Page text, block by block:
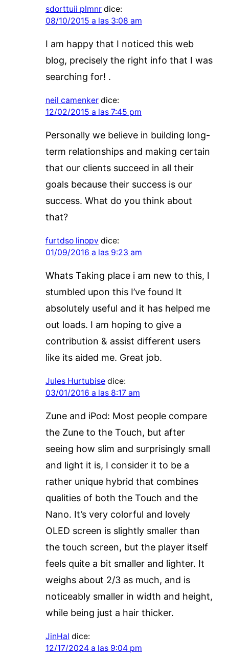
sdorttuii plmnr dice:
08/10/2015 a las 3:08 am
I am happy that I noticed this web
blog, precisely the right info that I was
searching for! .
neil camenker dice:
12/02/2015 a las 7:45 pm
Personally we believe in building long-
term relationships and making certain
that our clients succeed in all their
goals because their success is our
success. What do you think about
that?
furtdso linopv dice:
01/09/2016 a las 9:23 am
Whats Taking place i am new to this, I
stumbled upon this I’ve found It
absolutely useful and it has helped me
out loads. I am hoping to give a
contribution & assist different users
like its aided me. Great job.
Jules Hurtubise dice:
03/01/2016 a las 8:17 am
Zune and iPod: Most people compare
the Zune to the Touch, but after
seeing how slim and surprisingly small
and light it is, I consider it to be a
rather unique hybrid that combines
qualities of both the Touch and the
Nano. It’s very colorful and lovely
OLED screen is slightly smaller than
the touch screen, but the player itself
feels quite a bit smaller and lighter. It
weighs about 2/3 as much, and is
noticeably smaller in width and height,
while being just a hair thicker.
JinHal dice:
12/17/2024 a las 9:04 pm